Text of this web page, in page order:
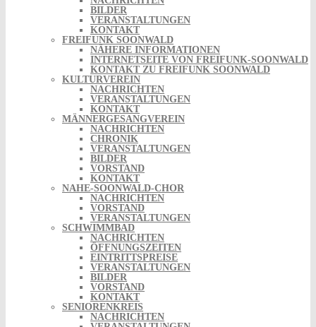
BILDER
VERANSTALTUNGEN
KONTAKT
FREIFUNK SOONWALD
NÄHERE INFORMATIONEN
INTERNETSEITE VON FREIFUNK-SOONWALD
KONTAKT ZU FREIFUNK SOONWALD
KULTURVEREIN
NACHRICHTEN
VERANSTALTUNGEN
KONTAKT
MÄNNERGESANGVEREIN
NACHRICHTEN
CHRONIK
VERANSTALTUNGEN
BILDER
VORSTAND
KONTAKT
NAHE-SOONWALD-CHOR
NACHRICHTEN
VORSTAND
VERANSTALTUNGEN
SCHWIMMBAD
NACHRICHTEN
ÖFFNUNGSZEITEN
EINTRITTSPREISE
VERANSTALTUNGEN
BILDER
VORSTAND
KONTAKT
SENIORENKREIS
NACHRICHTEN